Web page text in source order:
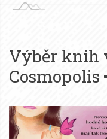
Výběr knih
Cosmopolis